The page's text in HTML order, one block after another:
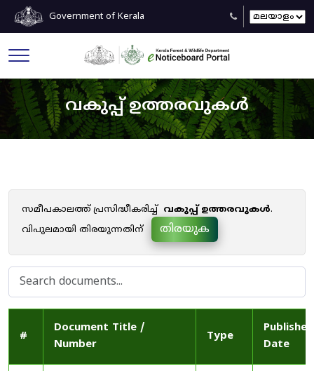
Government of Kerala
വകുപ്പ് ഉത്തരവുകൾ
സമീപകാലത്ത് പ്രസിദ്ധീകരിച്ച് വകുപ്പ് ഉത്തരവുകൾ.
വിപുലമായി തിരയുന്നതിന്
തിരയുക
#
Document Title /
Number
Type
Published
Date